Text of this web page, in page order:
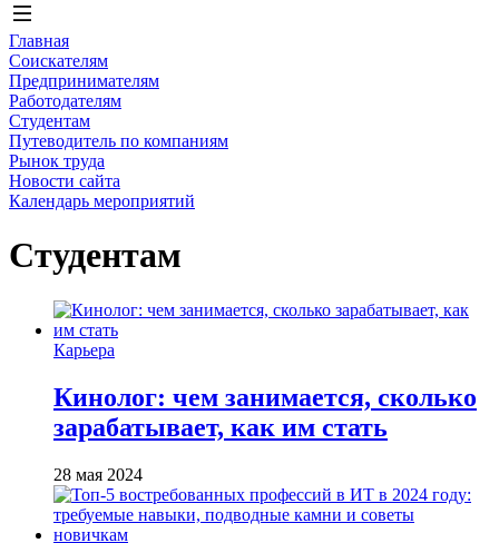
Главная
Соискателям
Предпринимателям
Работодателям
Студентам
Путеводитель по компаниям
Рынок труда
Новости сайта
Календарь мероприятий
Студентам
Карьера
Кинолог: чем занимается, сколько
зарабатывает, как им стать
28 мая 2024